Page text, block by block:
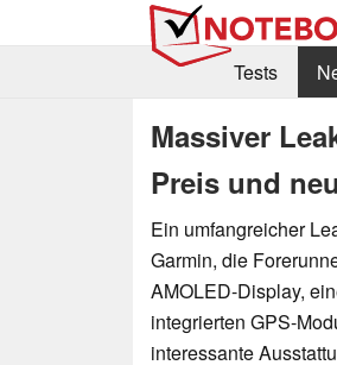
Tests
Massiver
Preis und
Ein umfangreicher
Garmin, die
AMOLED-Display,
integrierten GPS-
interessante